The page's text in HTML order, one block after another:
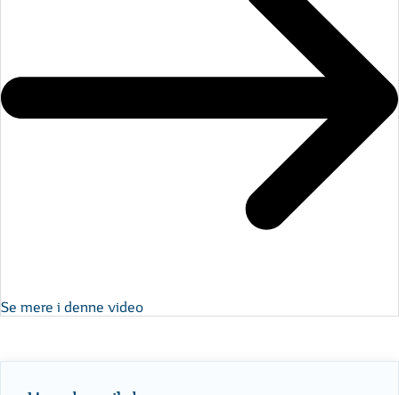
Se mere i denne video